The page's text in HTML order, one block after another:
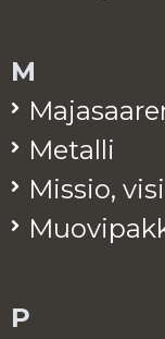
M
Me­tal­li
Mis­sio,
P